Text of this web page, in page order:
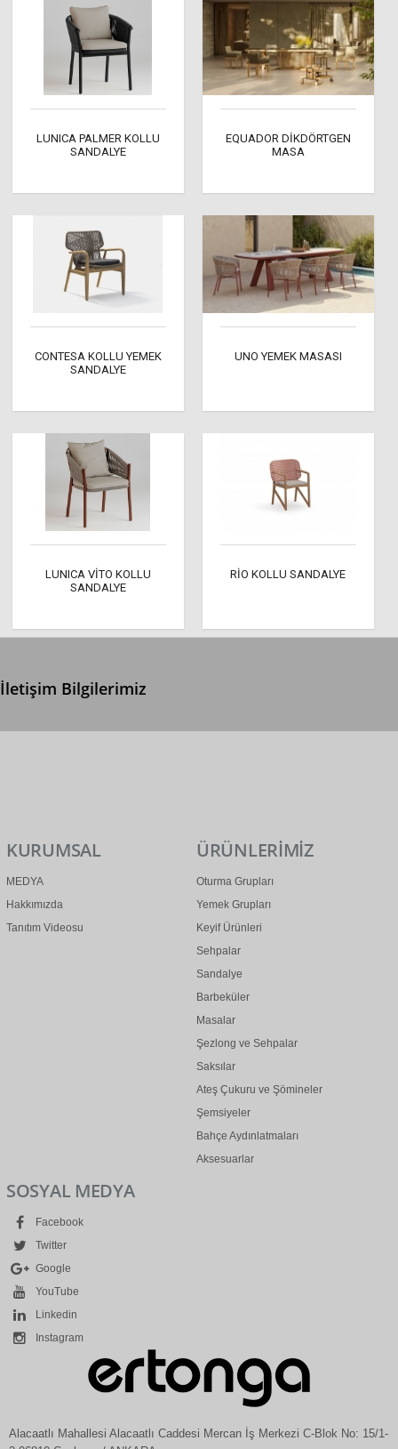
LUNICA PALMER KOLLU
SANDALYE
EQUADOR DİKDÖRTGEN
MASA
CONTESA KOLLU YEMEK
SANDALYE
UNO YEMEK MASASI
LUNICA VİTO KOLLU
SANDALYE
RİO KOLLU SANDALYE
İletişim Bilgilerimiz
KURUMSAL
MEDYA
Hakkımızda
Tanıtım Videosu
ÜRÜNLERİMİZ
Oturma Grupları
Yemek Grupları
Keyif Ürünleri
Sehpalar
Sandalye
Barbeküler
Masalar
Şezlong ve Sehpalar
Saksılar
Ateş Çukuru ve Şömineler
Şemsiyeler
Bahçe Aydınlatmaları
Aksesuarlar
SOSYAL MEDYA
Facebook
Twitter
Google
YouTube
Linkedin
Instagram
Alacaatlı Mahallesi Alacaatlı Caddesi Mercan İş Merkezi C-Blok No: 15/1-